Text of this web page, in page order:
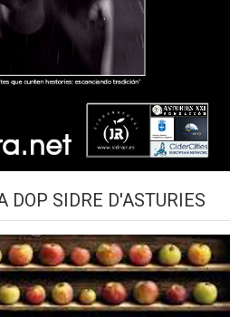
DOP SIDRE D'ASTURIES